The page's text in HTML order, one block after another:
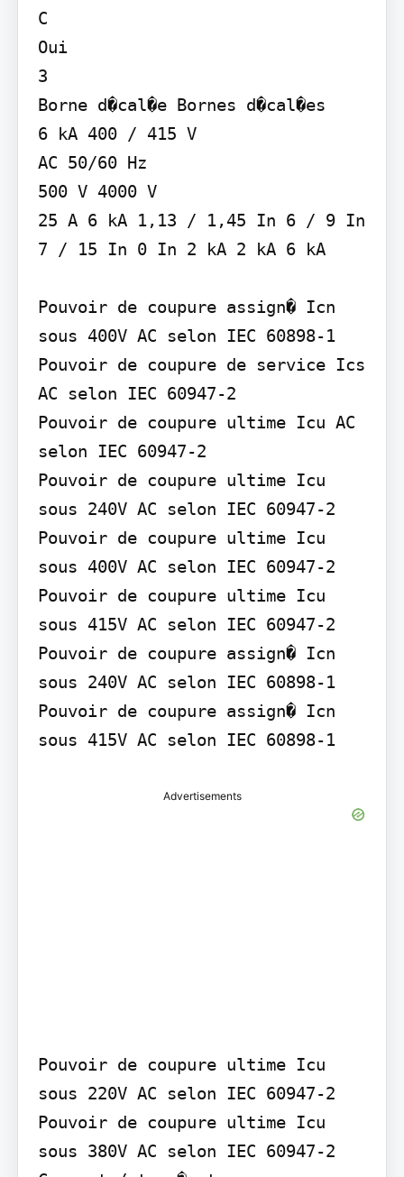
C
Oui
3
Borne d�cal�e Bornes d�cal�es
6 kA 400 / 415 V
AC 50/60 Hz
500 V 4000 V
25 A 6 kA 1,13 / 1,45 In 6 / 9 In
7 / 15 In 0 In 2 kA 2 kA 6 kA
Pouvoir de coupure assign� Icn
sous 400V AC selon IEC 60898-1
Pouvoir de coupure de service Ics
AC selon IEC 60947-2
Pouvoir de coupure ultime Icu AC
selon IEC 60947-2
Pouvoir de coupure ultime Icu
sous 240V AC selon IEC 60947-2
Pouvoir de coupure ultime Icu
sous 400V AC selon IEC 60947-2
Pouvoir de coupure ultime Icu
sous 415V AC selon IEC 60947-2
Pouvoir de coupure assign� Icn
sous 240V AC selon IEC 60898-1
Pouvoir de coupure assign� Icn
sous 415V AC selon IEC 60898-1
Advertisements
Pouvoir de coupure ultime Icu
sous 220V AC selon IEC 60947-2
Pouvoir de coupure ultime Icu
sous 380V AC selon IEC 60947-2